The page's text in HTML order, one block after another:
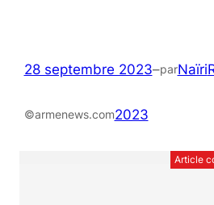
28 septembre 2023–parNaïri
©armenews.com2023
Article